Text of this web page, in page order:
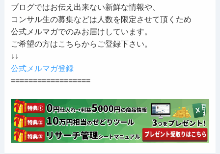
ブログではお伝え出来ない新鮮な情報や、
コンサル生の募集などは人数を限定させて頂くため
公式メルマガでのみお届けしています。
ご希望の方はこちらからご登録下さい。
↓↓
公式メルマガ登録
==================